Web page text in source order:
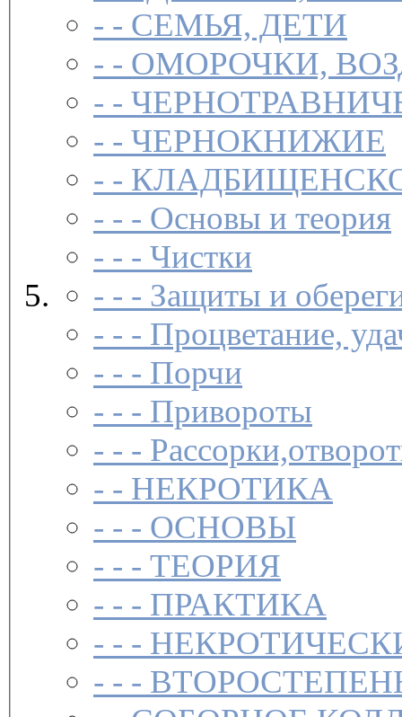
- - СЕМЬЯ, ДЕТИ
- - ОМОРОЧКИ,
- -
- - ЧЕРНОКНИЖИЕ
- -
- - - Основы и теория
- - - Чистки­
- - - Защиты и
- - - Процветание,
- - - Порчи­
- - - Привороты­
- - -
- - НЕКРОТИКА
- - - ОСНОВЫ
- - - ТЕОРИЯ
- - - ПРАКТИКА
- - -
- - -